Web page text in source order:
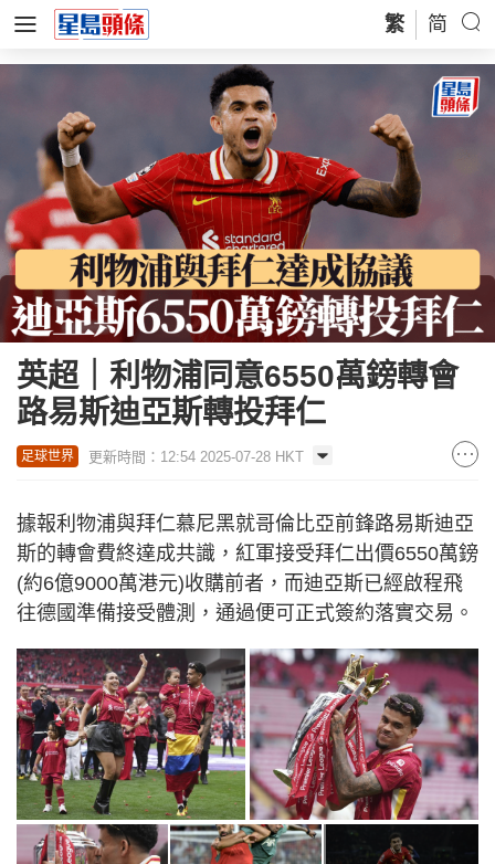
繁 简
英超｜利物浦同意6550萬鎊轉會
路易斯迪亞斯轉投拜仁
足球世界 更新時間：12:54 2025-07-28 HKT
據報利物浦與拜仁慕尼黑就哥倫比亞前鋒路易斯迪亞
斯的轉會費終達成共識，紅軍接受拜仁出價6550萬鎊
(約6億9000萬港元)收購前者，而迪亞斯已經啟程飛
往德國準備接受體測，通過便可正式簽約落實交易。